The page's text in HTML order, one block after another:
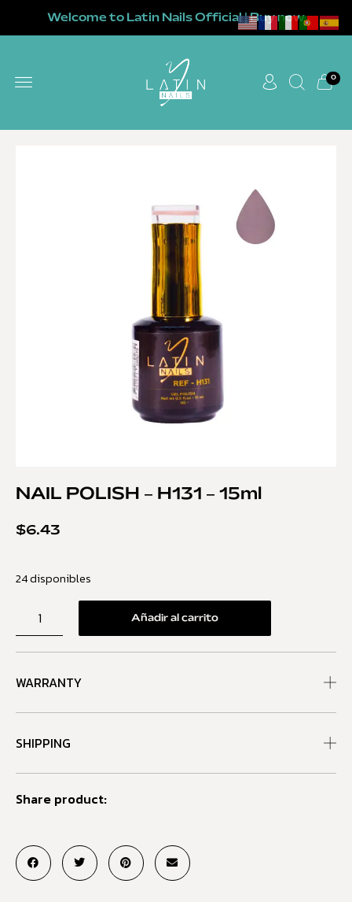
Welcome to Latin Nails Official | Buy now
0
NAIL POLISH – H131 – 15ml
$6.43
24 disponibles
Añadir al carrito
WARRANTY
SHIPPING
Share product: